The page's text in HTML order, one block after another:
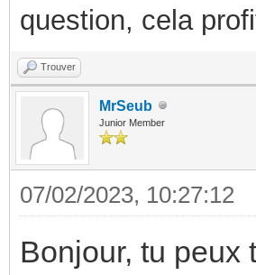
question, cela
Trouver
MrSeub
Junior Member
07/02/2023, 10:27:12
Bonjour, tu peux